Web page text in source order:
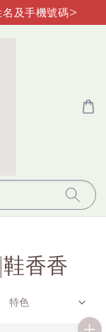
及手機號碼>
香香